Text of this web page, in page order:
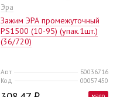
Эра
Зажим ЭРА промежуточный
PS1500 (10-95) (упак.1шт.)
(36/720)
Арт
Б0036716
Код
00057450